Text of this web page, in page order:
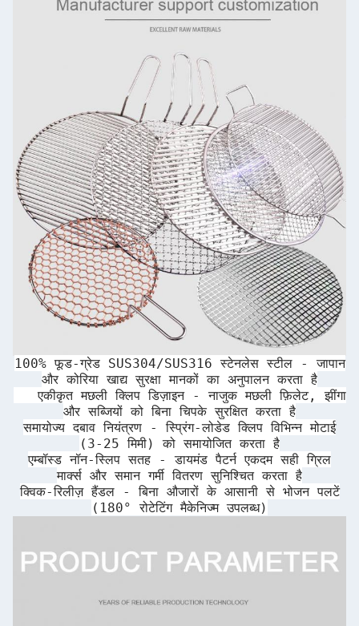
100% फूड-ग्रेड SUS304/SUS316 स्टेनलेस स्टील - जापान
और कोरिया खाद्य सुरक्षा मानकों का अनुपालन करता है
एकीकृत मछली क्लिप डिज़ाइन - नाजुक मछली फ़िलेट, झींगा
और सब्जियों को बिना चिपके सुरक्षित करता है
समायोज्य दबाव नियंत्रण - स्प्रिंग-लोडेड क्लिप विभिन्न मोटाई
(3-25 मिमी) को समायोजित करता है
एम्बॉस्ड नॉन-स्लिप सतह - डायमंड पैटर्न एकदम सही ग्रिल
मार्क्स और समान गर्मी वितरण सुनिश्चित करता है
क्विक-रिलीज़ हैंडल - बिना औजारों के आसानी से भोजन पलटें
(180° रोटेटिंग मैकेनिज्म उपलब्ध)